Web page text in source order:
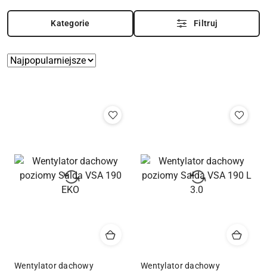
Kategorie Filtruj
Zastosowano
Sortuj
Wentylator dachowy
Wentylator dachowy